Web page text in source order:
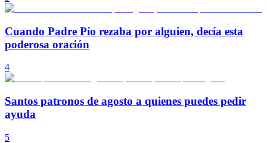
Cuando Padre Pío rezaba por alguien, decía esta
poderosa oración
4
Santos patronos de agosto a quienes puedes pedir
ayuda
5